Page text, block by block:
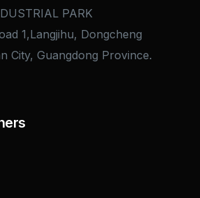
PARK
1,Langjihu, Dongcheng
City, Guangdong Province.